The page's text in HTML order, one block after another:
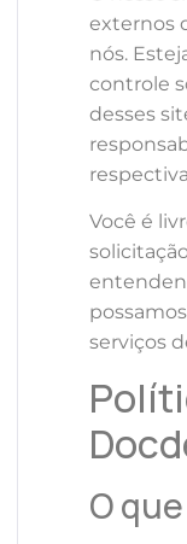
externos
nós.
controle
desses
Você é
serviços
O